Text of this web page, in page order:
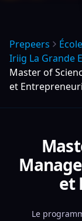
Prepeers
Iriig La Grande
Master of
et
et
Le